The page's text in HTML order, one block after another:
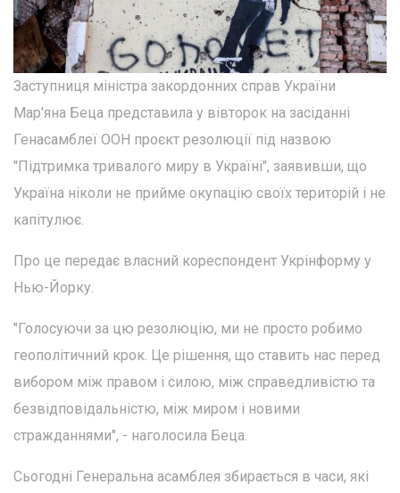
Заступниця міністра закордонних справ України
Мар'яна Беца представила у вівторок на засіданні
Генасамблеї ООН проєкт резолюції під назвою
"Підтримка тривалого миру в Україні", заявивши, що
Україна ніколи не прийме окупацію своїх територій і не
капітулює.
Про це передає власний кореспондент Укрінформу у
Нью-Йорку.
"Голосуючи за цю резолюцію, ми не просто робимо
геополітичний крок. Це рішення, що ставить нас перед
вибором між правом і силою, між справедливістю та
безвідповідальністю, між миром і новими
стражданнями", - наголосила Беца.
Сьогодні Генеральна асамблея збирається в часи, які